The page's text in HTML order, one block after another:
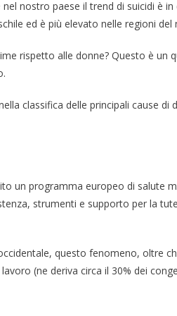
nostro paese il trend di suicidi è
ed è più elevato nelle regioni del
rispetto alle donne? Questo è un
classifica delle principali cause di
un programma europeo di salute
strumenti e supporto per la
questo fenomeno, oltre
(ne deriva circa il 30% dei